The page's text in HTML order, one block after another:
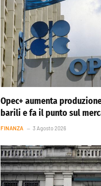
Opec+ aumenta
barili e fa il punto sul
FINANZA 3 Agosto 2026